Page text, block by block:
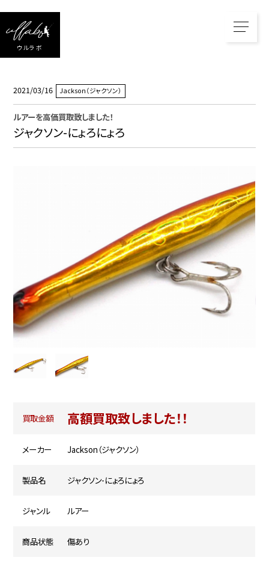
ウルラボ
2021/03/16 Jackson（ジャクソン）
ルアーを高価買取致しました！
ジャクソン-にょろにょろ
買取金額 高額買取致しました！！
メーカー Jackson（ジャクソン）
製品名 ジャクソン-にょろにょろ
ジャンル ルアー
商品状態 傷あり